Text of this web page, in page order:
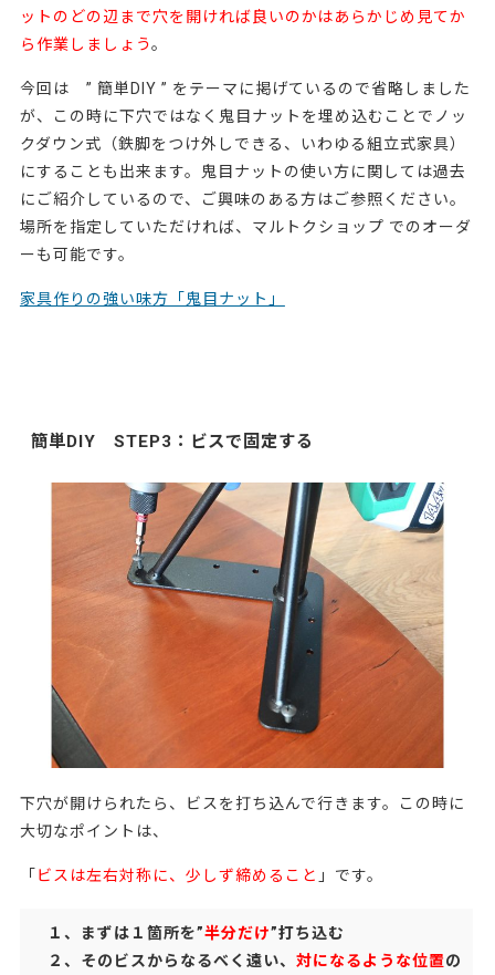
ットのどの辺まで穴を開ければ良いのかはあらかじめ見てか
ら作業しましょう。
今回は ” 簡単DIY ” をテーマに掲げているので省略しました
が、この時に下穴ではなく 鬼目ナット を埋め込むことで ノッ
クダウン式（鉄脚をつけ外しできる、いわゆる組立式家具）
にすることも出来ます。鬼目ナットの使い方に関しては過去
にご紹介しているので、ご興味のある方はご参照ください。
場所を指定していただければ、マルトクショップ でのオーダ
ーも可能です。
家具作りの強い味方「鬼目ナット」
簡単DIY STEP3：ビスで固定する
下穴が開けられたら、ビスを打ち込んで行きます。この時に
大切なポイントは、
「 ビスは左右対称に、少しず締めること 」です。
１、まずは１箇所を”半分だけ”打ち込む
２、そのビスからなるべく遠い、 対になるような位置の